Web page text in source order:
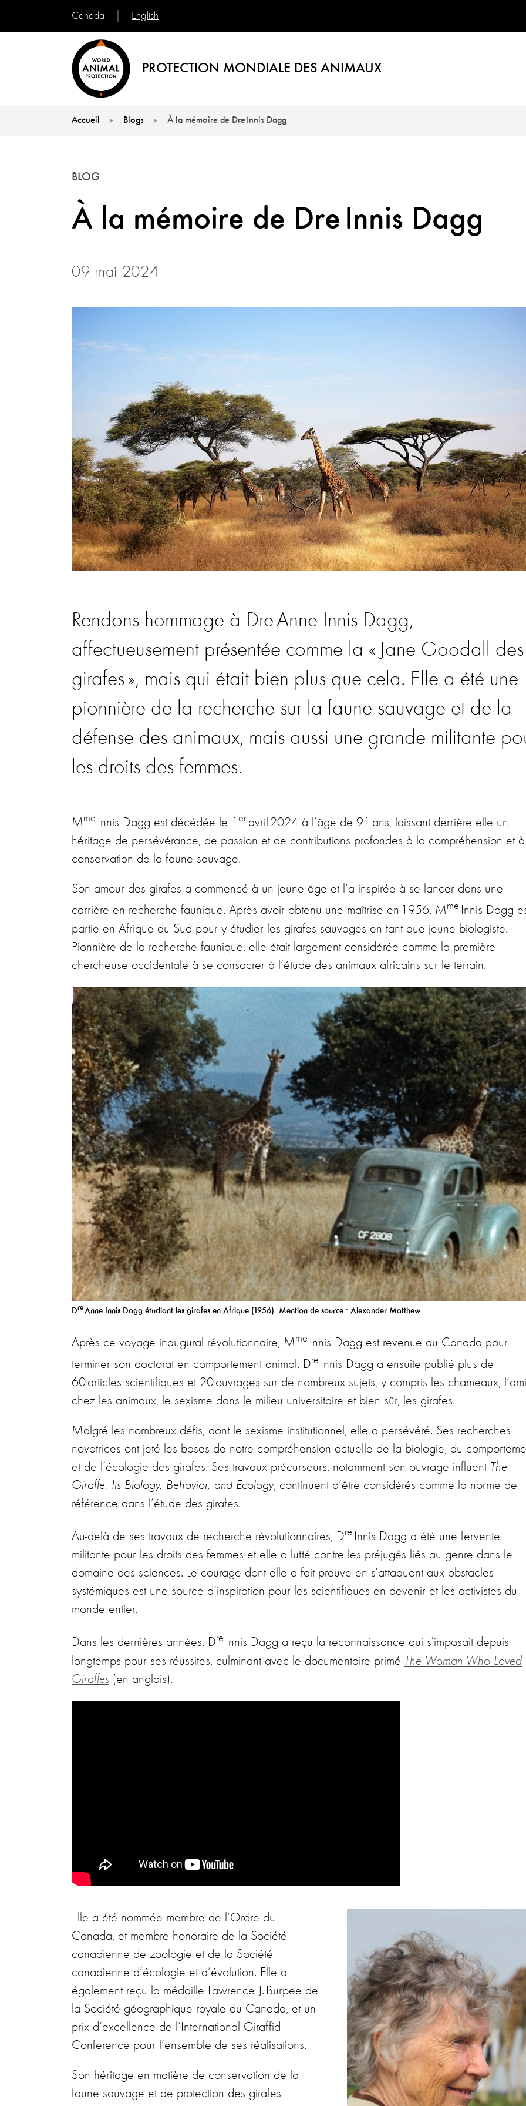
Canada English
PROTECTION MONDIALE DES ANIMAUX
Accueil Blogs À la mémoire de Dre Innis Dagg
À la mémoire de Dre Innis Dagg
BLOG
09 mai 2024
Rendons hommage à Dre Anne Innis Dagg,
affectueusement présentée comme la « Jane Goodall des
girafes », mais qui était bien plus que cela. Elle a été une
pionnière de la recherche sur la faune sauvage et de la
défense des animaux, mais aussi une grande militante
les droits des femmes.
Mme Innis Dagg est décédée le 1 er avril 2024 à l’âge de 91 ans, laissant derrière elle un
héritage de persévérance, de passion et de contributions profondes à la compréhension et
conservation de la faune sauvage.
Son amour des girafes a commencé à un jeune âge et l’a inspirée à se lancer dans une
carrière en recherche faunique. Après avoir obtenu une maîtrise en 1956, Mme Innis Dagg
partie en Afrique du Sud pour y étudier les girafes sauvages en tant que jeune biologiste.
Pionnière de la recherche faunique, elle était largement considérée comme la première
chercheuse occidentale à se consacrer à l’étude des animaux africains sur le terrain.
DreAnne Innis Dagg étudiant les girafes en Afrique (1956). Mention de source : Alexander Matthew
Après ce voyage inaugural révolutionnaire, Mme Innis Dagg est revenue au Canada pour
terminer son doctorat en comportement animal. Dre Innis Dagg a ensuite publié plus de
60 articles scientifiques et 20 ouvrages sur de nombreux sujets, y compris les chameaux,
chez les animaux, le sexisme dans le milieu universitaire et bien sûr, les girafes.
Malgré les nombreux défis, dont le sexisme institutionnel, elle a persévéré. Ses recherches
novatrices ont jeté les bases de notre compréhension actuelle de la biologie, du
et de l’écologie des girafes. Ses travaux précurseurs, notamment son ouvrage influent The
Giraffe: Its Biology, Behavior, and Ecology, continuent d’être considérés comme la norme de
référence dans l’étude des girafes.
Au-delà de ses travaux de recherche révolutionnaires, Dre Innis Dagg a été une fervente
militante pour les droits des femmes et elle a lutté contre les préjugés liés au genre dans le
domaine des sciences. Le courage dont elle a fait preuve en s’attaquant aux obstacles
systémiques est une source d’inspiration pour les scientifiques en devenir et les activistes du
monde entier.
Dans les dernières années, Dre Innis Dagg a reçu la reconnaissance qui s’imposait depuis
longtemps pour ses réussites, culminant avec le documentaire primé The Woman Who Loved
Giraffes (en anglais).
Elle a été nommée membre de l’Ordre du
Canada, et membre honoraire de la Société
canadienne de zoologie et de la Société
canadienne d’écologie et d’évolution. Elle a
également reçu la médaille Lawrence J. Burpee de
la Société géographique royale du Canada, et un
prix d’excellence de l’International Giraffid
Conference pour l’ensemble de ses réalisations.
Son héritage en matière de conservation de la
faune sauvage et de protection des girafes